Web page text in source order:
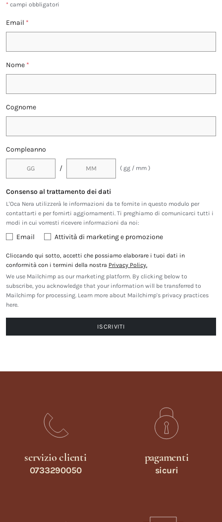
* campi obbligatori
Email *
Nome *
Cognome
Compleanno
/ ( gg / mm )
Consenso al trattamento dei dati
L'Oca Nera utilizzerà le informazioni da te fornite in questo modulo per
contattarti e per fornirti aggiornamenti. Ti preghiamo di comunicarci tutti i
modi in cui vorresti ricevere informazioni da noi:
Email Attività di marketing e promozione
Cliccando qui sotto, accetti che possiamo elaborare i tuoi dati in
conformità con i termini della nostra Privacy Policy.
We use Mailchimp as our marketing platform. By clicking below to
subscribe, you acknowledge that your information will be transferred to
Mailchimp for processing. Learn more about Mailchimp's privacy practices
here.
servizio clienti
0733290050
pagamenti
sicuri